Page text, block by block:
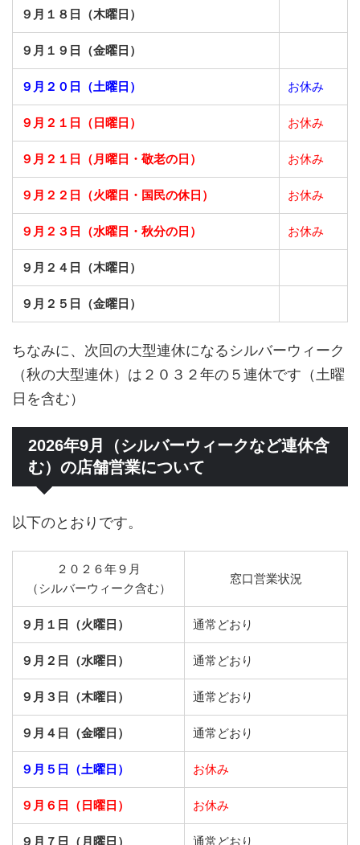
９月１８日（木曜日）
９月１９日（金曜日）
９月２０日（土曜日） お休み
９月２１日（日曜日） お休み
９月２１日（月曜日・敬老の日） お休み
９月２２日（火曜日・国民の休日） お休み
９月２３日（水曜日・秋分の日） お休み
９月２４日（木曜日）
９月２５日（金曜日）
ちなみに、次回の大型連休になるシルバーウィーク
（秋の大型連休）は２０３２年の５連休です（土曜
日を含む）
2026年9月（シルバーウィークなど連休含
む）の店舗営業について
以下のとおりです。
２０２６年９月
（シルバーウィーク含む）
窓口営業状況
９月１日（火曜日） 通常どおり
９月２日（水曜日） 通常どおり
９月３日（木曜日） 通常どおり
９月４日（金曜日） 通常どおり
９月５日（土曜日） お休み
９月６日（日曜日） お休み
９月７日（月曜日） 通常どおり